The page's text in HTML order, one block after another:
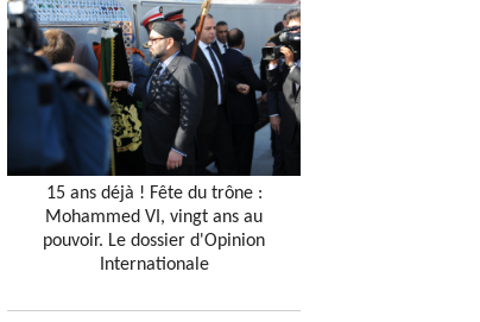
15 ans déjà ! Fête du trône :
Mohammed VI, vingt ans au
pouvoir. Le dossier d'Opinion
Internationale